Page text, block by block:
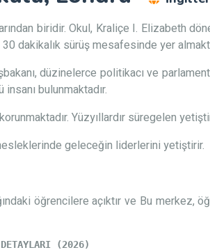
biridir. Okul, Kraliçe I. Elizabeth
dakikalık sürüş mesafesinde yer
düzinelerce politikacı ve
bulunmaktadır.
Yüzyıllardır süregelen
geleceğin liderlerini yetiştirir.
öğrencilere açıktır ve Bu merkez,
DETAYLARI (2026)